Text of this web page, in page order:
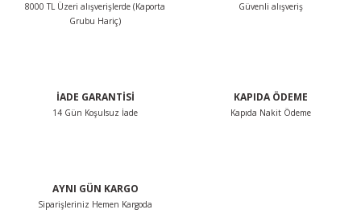
Ürün resmi kalitesiz, bozuk veya görüntülenemiyor.
Bu ürüne benzer farklı alternatifler olmalı.
8000 TL Üzeri alışverişlerde (Kaporta
Grubu Hariç)
Güvenli alışveriş
İADE GARANTİSİ
14 Gün Koşulsuz İade
KAPIDA ÖDEME
Kapıda Nakit Ödeme
AYNI GÜN KARGO
Siparişleriniz Hemen Kargoda